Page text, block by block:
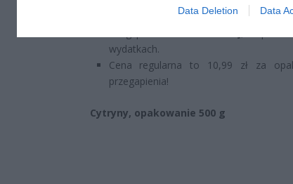
Data Deletion Data
5,99 złza opakowanie 500 g
wydatkach.
Cena regularna to 10,99 zł za
przegapienia!
Cytryny, opakowanie 500 g